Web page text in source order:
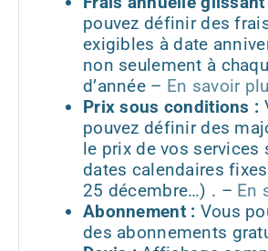
pouvez définir des
exigibles à date
non seulement à
d’année – En savoir
Prix sous conditions :
pouvez définir des
le prix de vos services
dates calendaires
25 décembre…) . – En
Abonnement : Vous
des abonnements